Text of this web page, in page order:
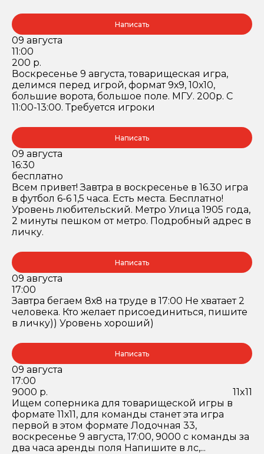
Написать
09 августа
11:00
200 р.
Воскресенье 9 августа, товарищеская игра,
делимся перед игрой, формат 9х9, 10х10,
большие ворота, большое поле. МГУ. 200р. С
11:00-13:00. Требуется игроки
Написать
09 августа
16:30
бесплатно
Всем привет! Завтра в воскресенье в 16.30 игра
в футбол 6-6 1,5 часа. Есть места. Бесплатно!
Уровень любительский. Метро Улица 1905 года,
2 минуты пешком от метро. Подробный адрес в
личку.
Написать
09 августа
17:00
Завтра бегаем 8х8 на труде в 17:00 Не хватает 2
человека. Кто желает присоединиться, пишите
в личку)) Уровень хороший)
Написать
09 августа
17:00
9000 р.
11x11
Ищем соперника для товарищеской игры в
формате 11х11, для команды станет эта игра
первой в этом формате Лодочная 33,
воскресенье 9 августа, 17:00, 9000 с команды за
два часа аренды поля Напишите в лс,...